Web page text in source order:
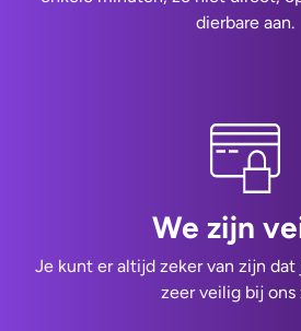
dierbare aan.
We zijn
Je kunt er altijd zeker van zijn
zeer veilig bij ons